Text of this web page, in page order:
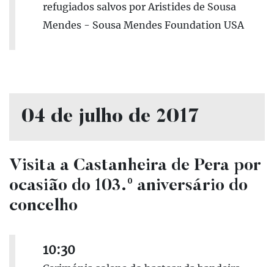
refugiados salvos por Aristides de Sousa
Mendes - Sousa Mendes Foundation USA
04 de julho de 2017
Visita a Castanheira de Pera por
ocasião do 103.º aniversário do
concelho
10:30